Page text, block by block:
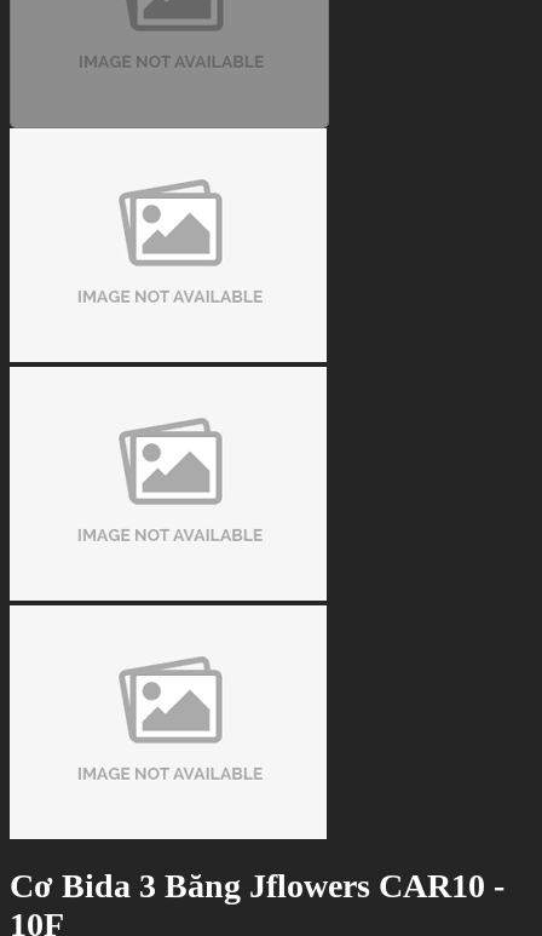
Cơ Bida 3 Băng Jflowers CAR10 -
10F